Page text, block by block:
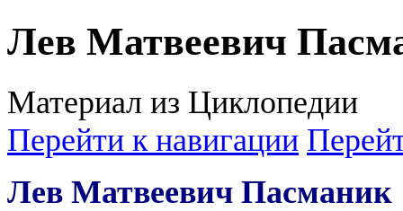
Лев Матвеевич
Материал из Циклопедии
Перейти к навигации
Лев Матвеевич Пасманик